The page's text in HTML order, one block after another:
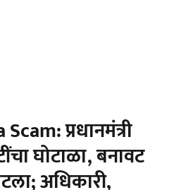
प्रधानमंत्री
घोटाळा, बनावट
अधिकारी,